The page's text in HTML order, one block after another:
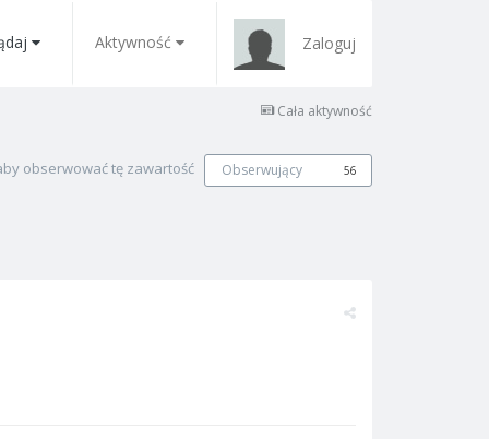
Aktywność Zaloguj
Cała aktywność
obserwować tę zawartość Obserwujący 56